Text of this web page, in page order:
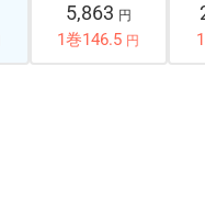
5,863 円
1巻146.5 円